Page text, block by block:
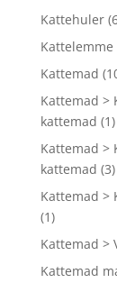
Kattehuler
Kattemad
Kattemad >
kattemad (1)
Kattemad >
kattemad (3)
Kattemad >
(1)
Kattemad >
Kattemad